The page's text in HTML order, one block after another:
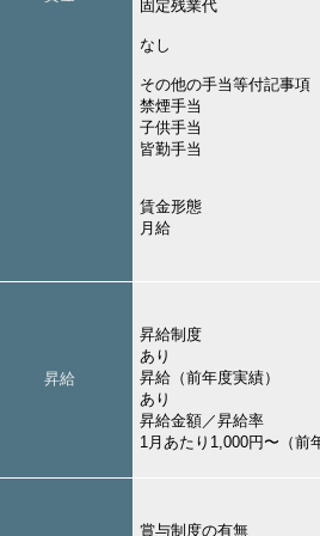
固定残業代
なし
その他の手当等付記事項
禁煙手当
子供手当
皆勤手当
賃金形態
月給
昇給
昇給制度
あり
昇給（前年度実績）
あり
昇給金額／昇給率
1月あたり1,000円〜（前
賞与制度の有無